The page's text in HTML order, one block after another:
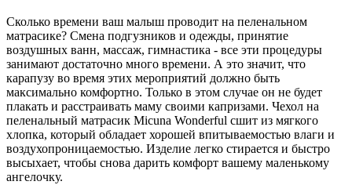
Сколько времени ваш малыш проводит на пеленальном
матрасике? Смена подгузников и одежды, принятие
воздушных ванн, массаж, гимнастика - все эти процедуры
занимают достаточно много времени. А это значит, что
карапузу во время этих мероприятий должно быть
максимально комфортно. Только в этом случае он не будет
плакать и расстраивать маму своими капризами. Чехол на
пеленальный матрасик Micuna Wonderful сшит из мягкого
хлопка, который обладает хорошей впитываемостью влаги и
воздухопроницаемостью. Изделие легко стирается и быстро
высыхает, чтобы снова дарить комфорт вашему маленькому
ангелочку.